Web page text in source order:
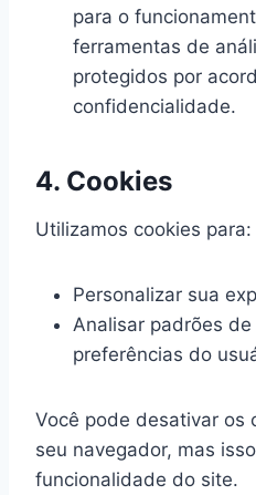
para o
ferramentas de
protegidos por
confidencialidade.
4. Cookies
Utilizamos cookies para:
Personalizar sua
Analisar padrões
preferências do
Você pode desativar os
seu navegador, mas
funcionalidade do site.